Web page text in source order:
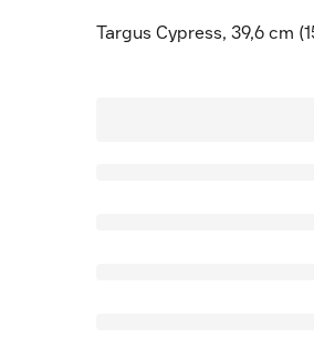
Targus Cypress, 39,6 cm